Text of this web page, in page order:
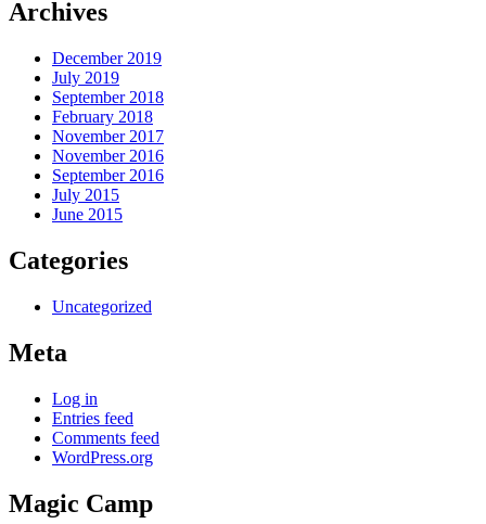
Archives
December 2019
July 2019
September 2018
February 2018
November 2017
November 2016
September 2016
July 2015
June 2015
Categories
Uncategorized
Meta
Log in
Entries feed
Comments feed
WordPress.org
Magic Camp